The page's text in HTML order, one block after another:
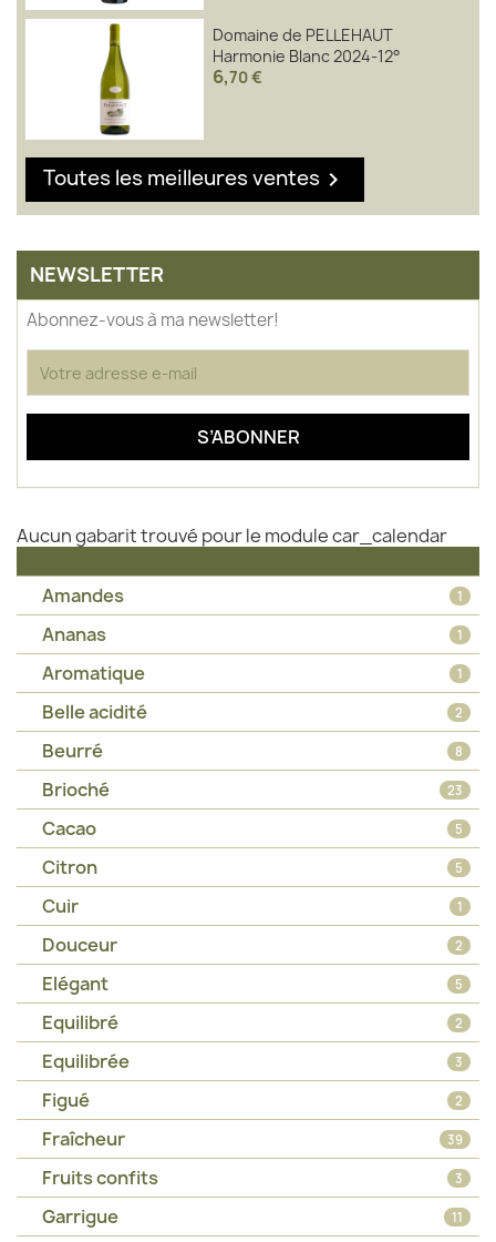
Domaine de PELLEHAUT
Harmonie Blanc 2024-12°
6,70 €
Toutes les meilleures ventes 
NEWSLETTER
Abonnez-vous à ma newsletter!
Aucun gabarit trouvé pour le module car_calendar
Amandes 1
Ananas 1
Aromatique 1
Belle acidité 2
Beurré 8
Brioché 23
Cacao 5
Citron 5
Cuir 1
Douceur 2
Elégant 5
Equilibré 2
Equilibrée 3
Figué 2
Fraîcheur 39
Fruits confits 3
Garrigue 11